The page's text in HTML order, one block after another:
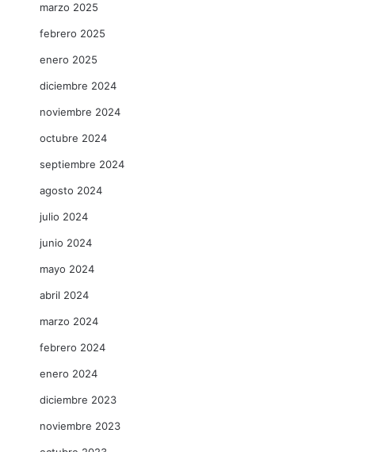
marzo 2025
febrero 2025
enero 2025
diciembre 2024
noviembre 2024
octubre 2024
septiembre 2024
agosto 2024
julio 2024
junio 2024
mayo 2024
abril 2024
marzo 2024
febrero 2024
enero 2024
diciembre 2023
noviembre 2023